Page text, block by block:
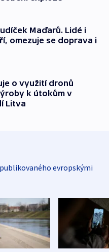
Maďarů. Lidé i
omezuje se doprava i
o využití dronů
k útokům v
Litva
evropskými